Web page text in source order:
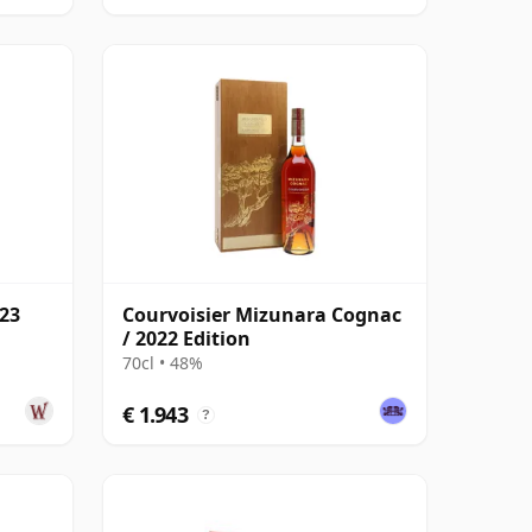
Courvoisier Mizunara Cognac
/ 2022 Edition
70cl • 48%
€ 1.943 ?